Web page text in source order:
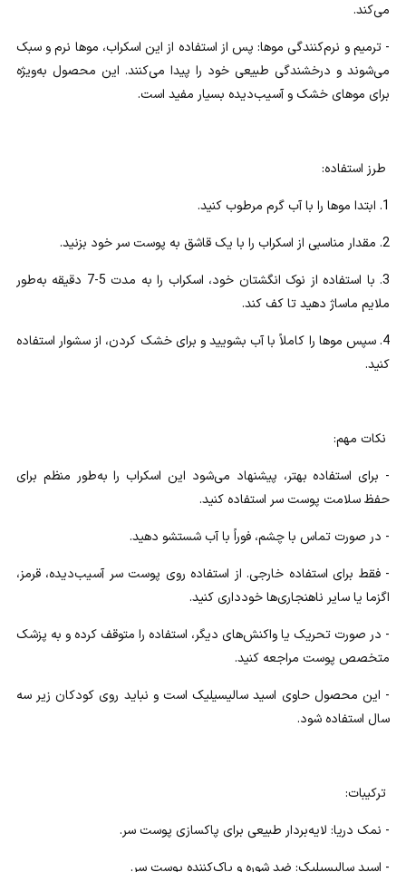
می‌کند.
- ترمیم و نرم‌کنندگی موها: پس از استفاده از این اسکراب، موها نرم و سبک
می‌شوند و درخشندگی طبیعی خود را پیدا می‌کنند. این محصول به‌ویژه
برای موهای خشک و آسیب‌دیده بسیار مفید است.
طرز استفاده:
1. ابتدا موها را با آب گرم مرطوب کنید.
2. مقدار مناسبی از اسکراب را با یک قاشق به پوست سر خود بزنید.
3. با استفاده از نوک انگشتان خود، اسکراب را به مدت 5-7 دقیقه به‌طور
ملایم ماساژ دهید تا کف کند.
4. سپس موها را کاملاً با آب بشویید و برای خشک کردن، از سشوار استفاده
کنید.
نکات مهم:
- برای استفاده بهتر، پیشنهاد می‌شود این اسکراب را به‌طور منظم برای
حفظ سلامت پوست سر استفاده کنید.
- در صورت تماس با چشم، فوراً با آب شستشو دهید.
- فقط برای استفاده خارجی. از استفاده روی پوست سر آسیب‌دیده، قرمز،
اگزما یا سایر ناهنجاری‌ها خودداری کنید.
- در صورت تحریک یا واکنش‌های دیگر، استفاده را متوقف کرده و به پزشک
متخصص پوست مراجعه کنید.
- این محصول حاوی اسید سالیسیلیک است و نباید روی کودکان زیر سه
سال استفاده شود.
ترکیبات:
- نمک دریا: لایه‌بردار طبیعی برای پاکسازی پوست سر.
- اسید سالیسیلیک: ضد شوره و پاک‌کننده پوست سر.